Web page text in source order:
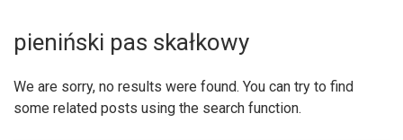
pieniński pas skałkowy
We are sorry, no results were found. You can try to find
some related posts using the search function.